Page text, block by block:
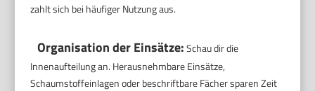
zahlt sich bei häufiger Nutzung aus.
Organisation der Einsätze:Schau dir die
Innenaufteilung an. Herausnehmbare Einsätze,
Schaumstoffeinlagen oder beschriftbare Fächer sparen Zeit